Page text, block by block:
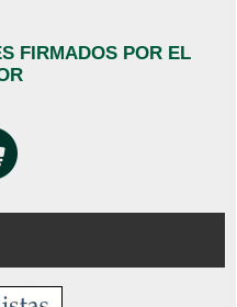
FIRMADOS POR EL